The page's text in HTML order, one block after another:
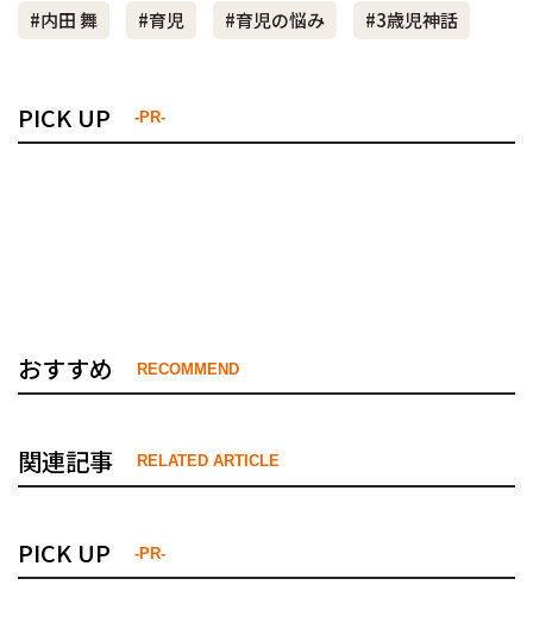
#内田 舞
#育児 #育児の悩み #3歳児神話
PICK UP -PR-
おすすめ RECOMMEND
関連記事 RELATED ARTICLE
PICK UP -PR-